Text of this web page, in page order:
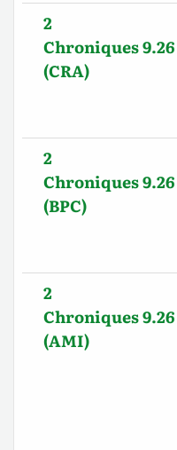
2
Chroniques 9.26
(CRA)
2
Chroniques 9.26
(BPC)
2
Chroniques 9.26
(AMI)